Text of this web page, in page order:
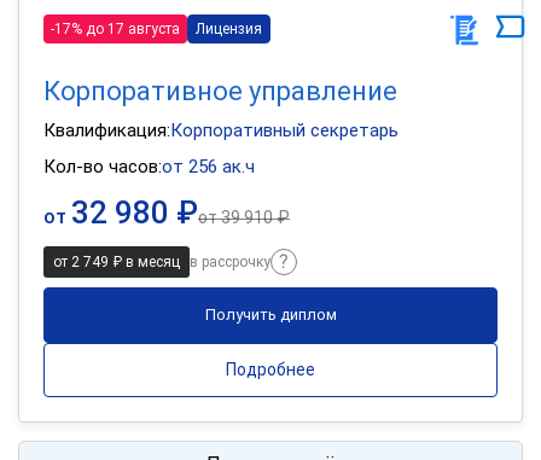
-17% до 17 августа Лицензия
Корпоративное управление
Квалификация:Корпоративный секретарь
Кол-во часов:от 256 ак.ч
от 32 980 ₽от39 910 ₽
от 2 749 ₽ в месяц в рассрочку
Получить диплом
Подробнее